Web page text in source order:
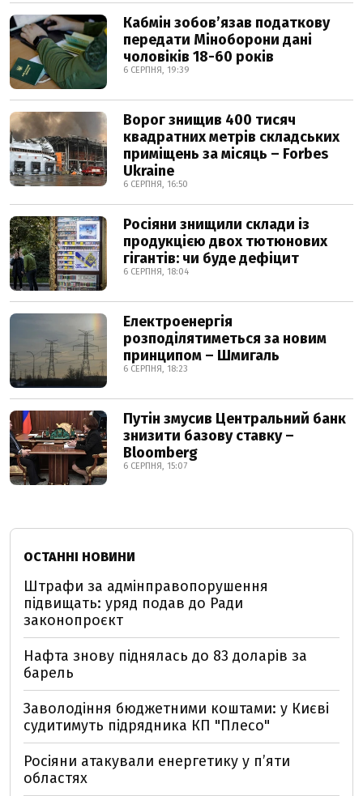
Кабмін зобовʼязав податкову
передати Міноборони дані
чоловіків 18-60 років
6 СЕРПНЯ, 19:39
Ворог знищив 400 тисяч
квадратних метрів складських
приміщень за місяць – Forbes
Ukraine
6 СЕРПНЯ, 16:50
Росіяни знищили склади із
продукцією двох тютюнових
гігантів: чи буде дефіцит
6 СЕРПНЯ, 18:04
Електроенергія
розподілятиметься за новим
принципом – Шмигаль
6 СЕРПНЯ, 18:23
Путін змусив Центральний банк
знизити базову ставку –
Bloomberg
6 СЕРПНЯ, 15:07
ОСТАННІ НОВИНИ
Штрафи за адмінправопорушення
підвищать: уряд подав до Ради
законопроєкт
Нафта знову піднялась до 83 доларів за
барель
Заволодіння бюджетними коштами: у Києві
судитимуть підрядника КП "Плесо"
Росіяни атакували енергетику у пʼяти
областях